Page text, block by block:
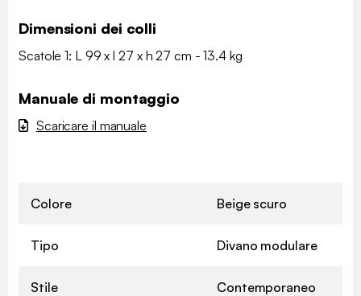
Dimensioni dei colli
Scatole 1: L 99 x l 27 x h 27 cm - 13.4 kg
Manuale di montaggio
Scaricare il manuale
Colore Beige scuro
Tipo Divano modulare
Stile Contemporaneo